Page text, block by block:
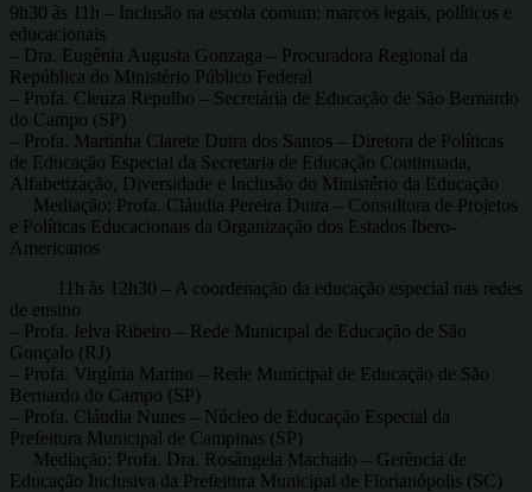
9h30 às 11h – Inclusão na escola comum: marcos legais, políticos e
educacionais
– Dra. Eugênia Augusta Gonzaga – Procuradora Regional da
República do Ministério Público Federal
– Profa. Cleuza Repulho – Secretária de Educação de São Bernardo
do Campo (SP)
– Profa. Martinha Clarete Dutra dos Santos – Diretora de Políticas
de Educação Especial da Secretaria de Educação Continuada,
Alfabetização, Diversidade e Inclusão do Ministério da Educação
Mediação: Profa. Cláudia Pereira Dutra – Consultora de Projetos
e Políticas Educacionais da Organização dos Estados Ibero-
Americanos
11h às 12h30 – A coordenação da educação especial nas redes
de ensino
– Profa. Ielva Ribeiro – Rede Municipal de Educação de São
Gonçalo (RJ)
– Profa. Virgínia Marino – Rede Municipal de Educação de São
Bernardo do Campo (SP)
– Profa. Cláudia Nunes – Núcleo de Educação Especial da
Prefeitura Municipal de Campinas (SP)
Mediação: Profa. Dra. Rosângela Machado – Gerência de
Educação Inclusiva da Prefeitura Municipal de Florianópolis (SC)